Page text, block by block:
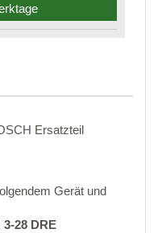
Ersatzteil
Gerät und
3-28 DRE